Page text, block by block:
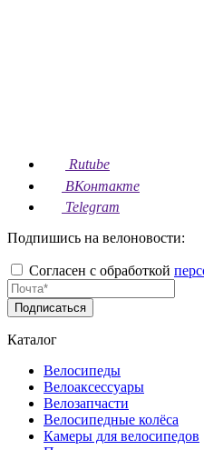
Rutube
ВКонтакте
Telegram
Подпишись на велоновости:
Согласен с обработкой
Подписаться
Каталог
Велосипеды
Велоаксессуары
Велозапчасти
Велосипедные колёса
Камеры для велосипедов